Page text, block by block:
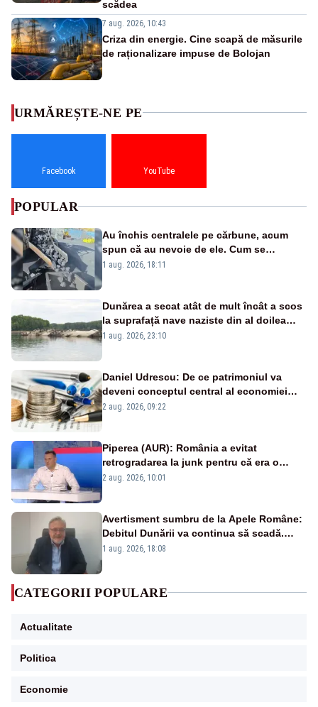
scădea
7 aug. 2026, 10:43
Criza din energie. Cine scapă de măsurile
de raționalizare impuse de Bolojan
URMĂREȘTE-NE PE
Facebook YouTube
POPULAR
Au închis centralele pe cărbune, acum
spun că au nevoie de ele. Cum se
pasează vina în plină criză energetică
1 aug. 2026, 18:11
Dunărea a secat atât de mult încât a scos
la suprafață nave naziste din al doilea
război mondial
1 aug. 2026, 23:10
Daniel Udrescu: De ce patrimoniul va
deveni conceptul central al economiei
viitoare?
2 aug. 2026, 09:22
Piperea (AUR): România a evitat
retrogradarea la junk pentru că era o
catastrofă pentru bănci și fondurile de
2 aug. 2026, 10:01
Avertisment sumbru de la Apele Române:
Debitul Dunării va continua să scadă.
Cernavodă s-ar putea închide în 4 zile
1 aug. 2026, 18:08
CATEGORII POPULARE
Actualitate
Politica
Economie